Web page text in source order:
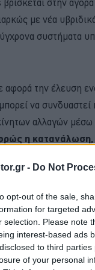
- Do Not
opt-out of the sale,
for targeted
selection. Please note
interest-based ads
to third
of your personal
με νέα
συστήματα
αφορά την έλευση
να συνδυαστεί
αλλαγών
η κατανάλωση,
BUY NOW
ΕΛΕΓΧΟΣ
ΟΙΚΟΓΕΝΕΙΑΚΟ SUV